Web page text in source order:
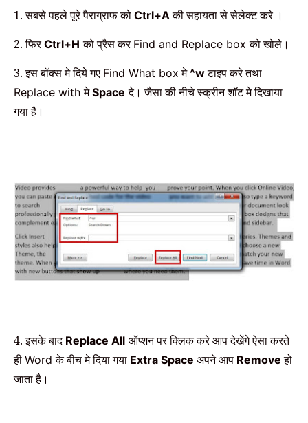
1. सबसे पहलेपूरे पैराग्राफ को Ctrl+A की सहायता से सेलेक्ट करे ।
2. फिरCtrl+H को प्रैस कर Find and Replace boxको खोले।
3. इस बॉक्स मे दिये गए Find What box मे^w टाइप करे तथा
Replace withमेSpace दे।जैसा की नीचे स्क्रीन शॉट मे दिखाया
गया है।
4. इसके बाद Replace All ऑप्शन पर क्लिक करे आप देखेंगे ऐसा करते
ही Wordके बीच मे दिया गया Extra Space अपने आप Removeहो
जाता है।